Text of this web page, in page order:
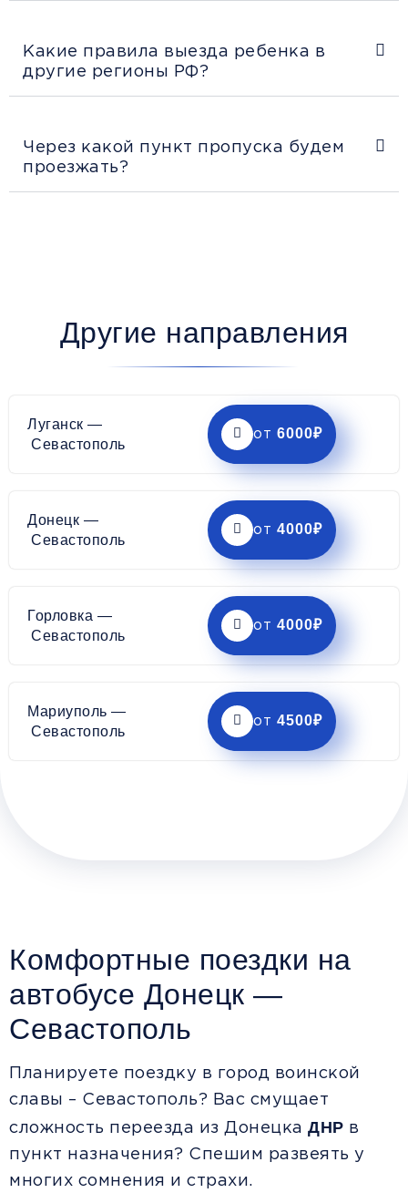
Какие правила выезда ребенка в
другие регионы РФ?
Через какой пункт пропуска будем
проезжать?
Другие направления
Луганск —
Севастополь
от 6000₽
Донецк —
Севастополь
от 4000₽
Горловка —
Севастополь
от 4000₽
Мариуполь —
Севастополь
от 4500₽
Комфортные поездки на
автобусе Донецк —
Севастополь
Планируете поездку в город воинской
славы – Севастополь? Вас смущает
сложность переезда из Донецка ДНР в
пункт назначения? Спешим развеять у
многих сомнения и страхи.